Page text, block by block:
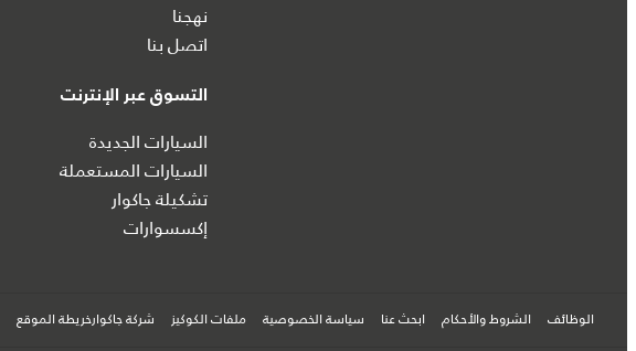
نهجنا
اتصل بنا
التسوق عبر الإنترنت
السيارات الجديدة
السيارات المستعملة
تشكيلة جاكوار
إكسسوارات
الوظائف الشروط والأحكام ابحث عنا سياسة الخصوصية ملفات الكوكيز شركة جاكوارخريطة الموقع